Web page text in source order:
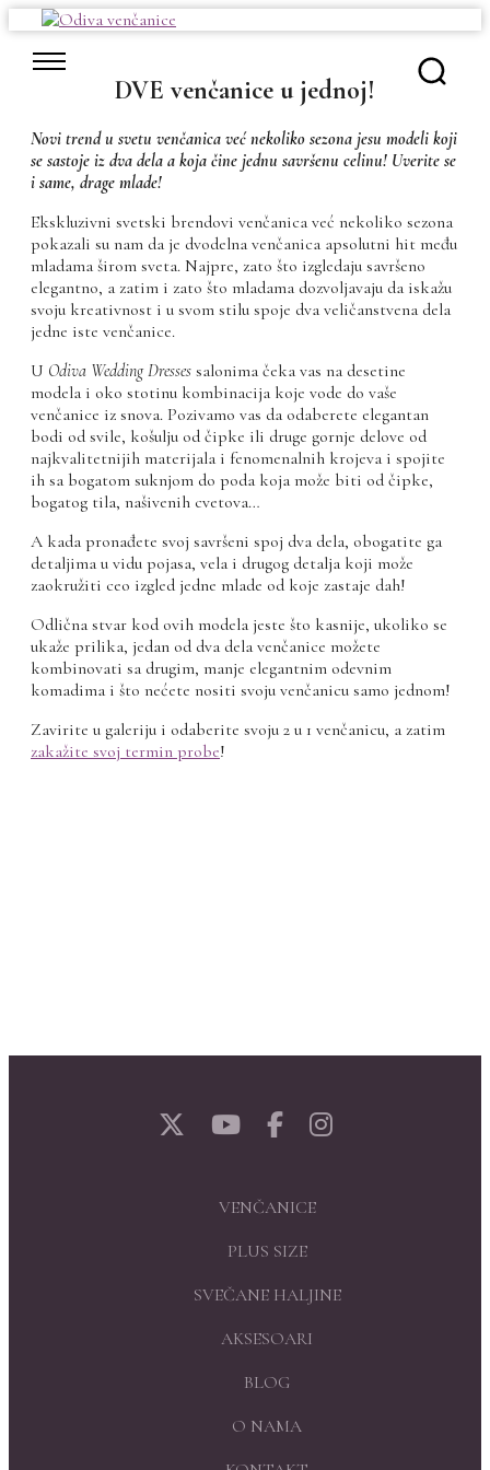
content
DVE venčanice u jednoj!
Novi trend u svetu venčanica već nekoliko sezona jesu modeli koji
se sastoje iz dva dela a koja čine jednu savršenu celinu! Uverite se
i same, drage mlade!
Ekskluzivni svetski brendovi venčanica već nekoliko sezona
pokazali su nam da je dvodelna venčanica apsolutni hit među
mladama širom sveta. Najpre, zato što izgledaju savršeno
elegantno, a zatim i zato što mladama dozvoljavaju da iskažu
svoju kreativnost i u svom stilu spoje dva veličanstvena dela
jedne iste venčanice.
U Odiva Wedding Dresses salonima čeka vas na desetine
modela i oko stotinu kombinacija koje vode do vaše
venčanice iz snova. Pozivamo vas da odaberete elegantan
bodi od svile, košulju od čipke ili druge gornje delove od
najkvalitetnijih materijala i fenomenalnih krojeva i spojite
ih sa bogatom suknjom do poda koja može biti od čipke,
bogatog tila, našivenih cvetova…
A kada pronađete svoj savršeni spoj dva dela, obogatite ga
detaljima u vidu pojasa, vela i drugog detalja koji može
zaokružiti ceo izgled jedne mlade od koje zastaje dah!
Odlična stvar kod ovih modela jeste što kasnije, ukoliko se
ukaže prilika, jedan od dva dela venčanice možete
kombinovati sa drugim, manje elegantnim odevnim
komadima i što nećete nositi svoju venčanicu samo jednom!
Zavirite u galeriju i odaberite svoju 2 u 1 venčanicu, a zatim
zakažite svoj termin probe!
VENČANICE
PLUS SIZE
SVEČANE HALJINE
AKSESOARI
BLOG
O NAMA